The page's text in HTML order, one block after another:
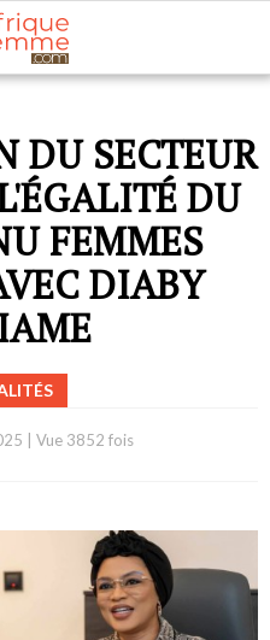
DU SECTEUR
DU
FEMMES
DIABY
Vue 3852 fois